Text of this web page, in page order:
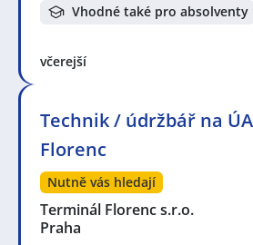
Vhodné také pro absolventy
včerejší
Technik / údržbář na
Florenc
Nutně vás hledají
Terminál Florenc s.r.o.
Praha